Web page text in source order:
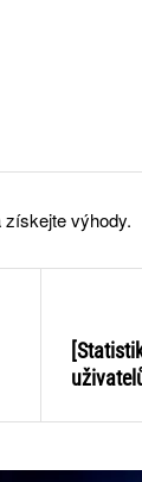
získejte výhody.